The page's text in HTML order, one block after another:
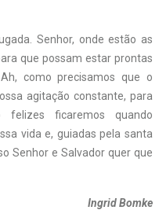
Senhor, onde estão as
que possam estar prontas
como precisamos que o
agitação constante, para
ficaremos quando
vida e, guiadas pela santa
Senhor e Salvador quer que
Ingrid Bomke